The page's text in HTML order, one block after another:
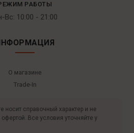
РАБОТЫ
Вс: 10:00 - 21:00
О магазине
Trade-In
носит справочный характер и не
Все условия уточняйте у